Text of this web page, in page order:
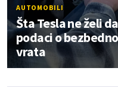
AUTOMOBILI
Šta Tesla ne želi
podaci o
vrata